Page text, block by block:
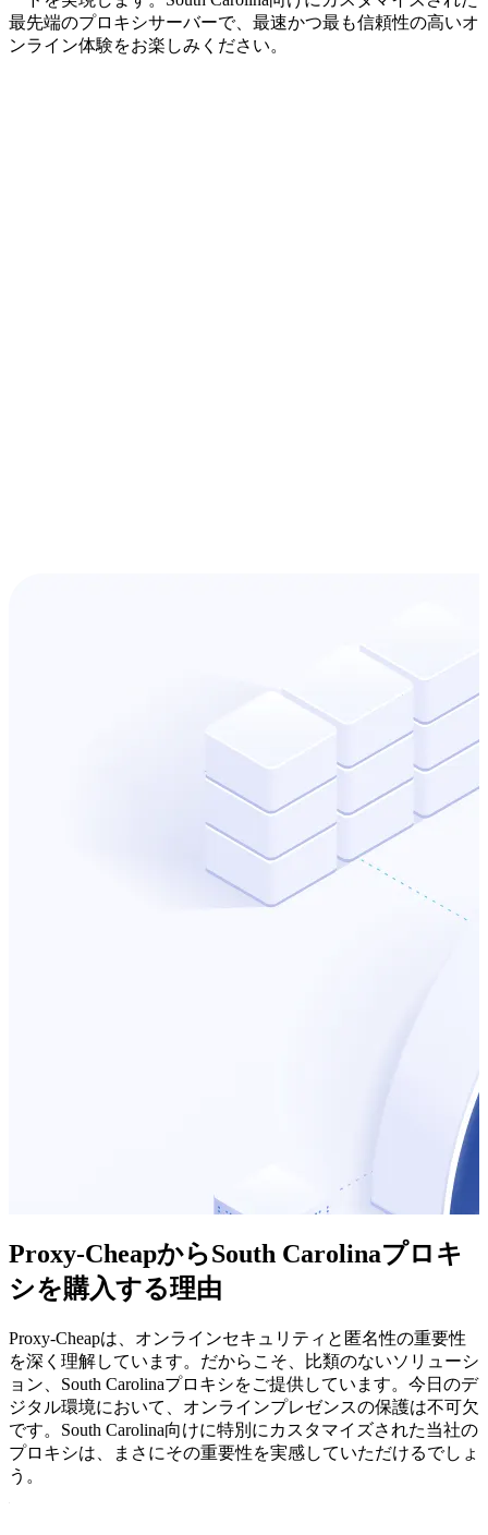
最先端のプロキシサーバーで、最速かつ最も信頼性の高いオ
ンライン体験をお楽しみください。
Proxy-CheapからSouth Carolinaプロキ
シを購入する理由
Proxy-Cheapは、オンラインセキュリティと匿名性の重要性
を深く理解しています。だからこそ、比類のないソリューシ
ョン、South Carolinaプロキシをご提供しています。今日のデ
ジタル環境において、オンラインプレゼンスの保護は不可欠
です。South Carolina向けに特別にカスタマイズされた当社の
プロキシは、まさにその重要性を実感していただけるでしょ
う。